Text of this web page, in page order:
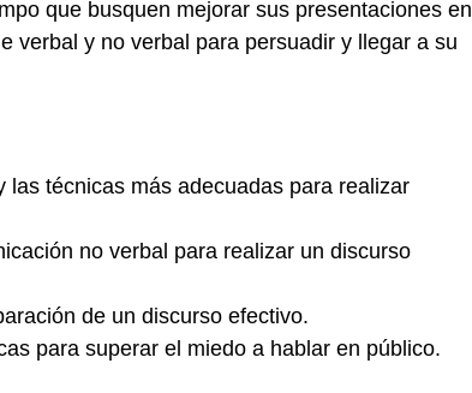
que busquen mejorar sus presentaciones en
verbal y no verbal para persuadir y llegar a su
las técnicas más adecuadas para realizar
no verbal para realizar un discurso
de un discurso efectivo.
para superar el miedo a hablar en público.